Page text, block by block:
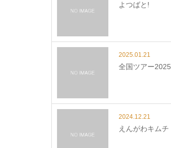
よつばと!
2025.01.21
全国ツアー2025
2024.12.21
えんがわキムチ